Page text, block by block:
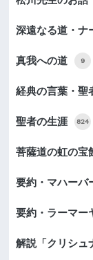
深遠なる道・ナ
真我への道 9
経典の言葉・聖
聖者の生涯 824
菩薩道の虹の宝
要約・マハーバ
要約・ラーマー
解説「クリシュ